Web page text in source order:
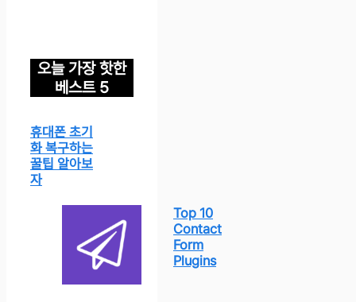
오늘 가장 핫한
베스트 5
휴대폰 초기
화 복구하는
꿀팁 알아보
자
Top 10
Contact
Form
Plugins